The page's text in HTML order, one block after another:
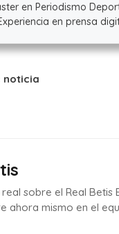
en Periodismo
en prensa
noticia
sobre el Real
ahora mismo en el